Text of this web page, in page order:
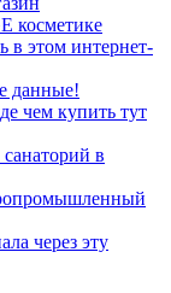
косметике
в этом интернет-
данные!
чем купить тут
в
через эту